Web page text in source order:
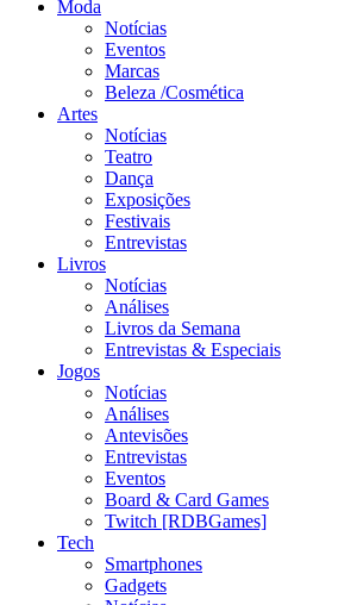
Moda
Notícias
Eventos
Marcas
Beleza /Cosmética
Artes
Notícias
Teatro
Dança
Exposições
Festivais
Entrevistas
Livros
Notícias
Análises
Livros da Semana
Entrevistas & Especiais
Jogos
Notícias
Análises
Antevisões
Entrevistas
Eventos
Board & Card Games
Twitch [RDBGames]
Tech
Smartphones
Gadgets